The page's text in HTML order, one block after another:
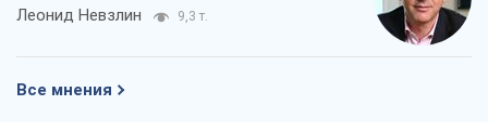
Леонид Невзлин 9,3 т.
Все мнения